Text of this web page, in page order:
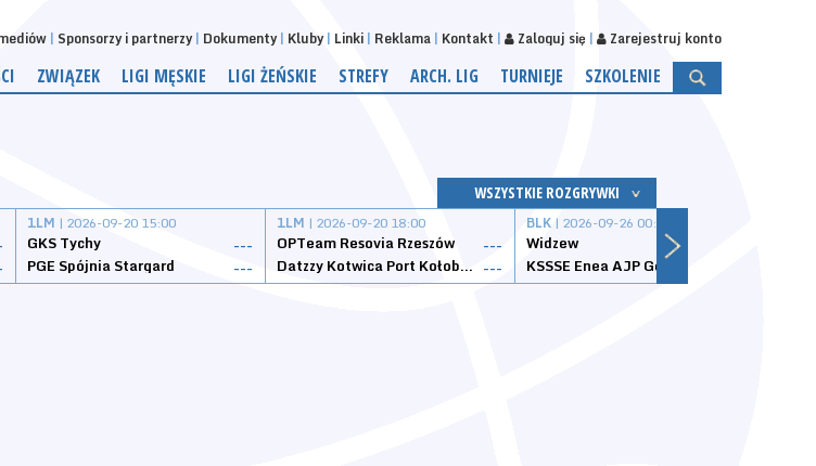
Sponsorzy i partnerzy Dokumenty Kluby Linki Reklama Kontakt Zaloguj się Zarejestruj konto
ZWIĄZEK LIGI MĘSKIE LIGI ŻEŃSKIE STREFY ARCH. LIG TURNIEJE SZKOLENIE
WSZYSTKIE ROZGRYWKI
1LM | 2026-09-20 15:00
GKS Tychy
---
PGE Spójnia Stargard
---
1LM | 2026-09-20 18:00
OPTeam Resovia Rzeszów
---
Datzzy Kotwica Port Kołobrzeg ---
BLK | 2026-09-26 00:00
Widzew